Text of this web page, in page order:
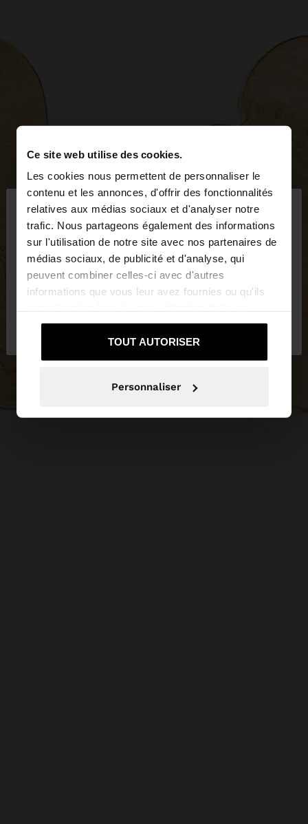
Ce site web utilise des cookies.
Les cookies nous permettent de personnaliser le
contenu et les annonces, d'offrir des fonctionnalités
relatives aux médias sociaux et d'analyser notre
trafic. Nous partageons également des informations
sur l'utilisation de notre site avec nos partenaires de
médias sociaux, de publicité et d'analyse, qui
peuvent combiner celles-ci avec d'autres
informations que vous leur avez fournies ou qu'ils
services.
TOUT AUTORISER
Personnaliser
bonjour ×
Vous accédez au site depuis Belgique. Voulez-vous
parcourir notre site au United States?